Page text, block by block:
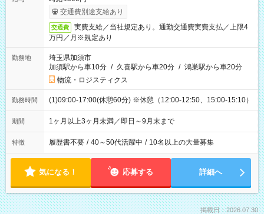
交通費別途支給あり
交通費
実費支給／当社規定あり。通勤交通費実費支払／上限4
万円／月※規定あり
勤務地
埼玉県加須市
加須駅から車10分 / 久喜駅から車20分 / 鴻巣駅から車20分
物流・ロジスティクス
勤務時間 (1)09:00-17:00(休憩60分) ※休憩（12:00-12:50、15:00-15:10）
期間 1ヶ月以上3ヶ月未満／即日～9月末まで
特徴 履歴書不要 / 40～50代活躍中 / 10名以上の大量募集
気になる！ 応募する 詳細へ
掲載日：2026.07.30